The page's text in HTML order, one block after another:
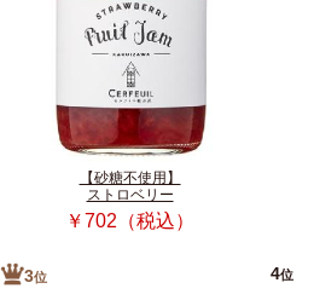
【砂糖不使用】
ストロベリー
￥702（税込）
3位 4位